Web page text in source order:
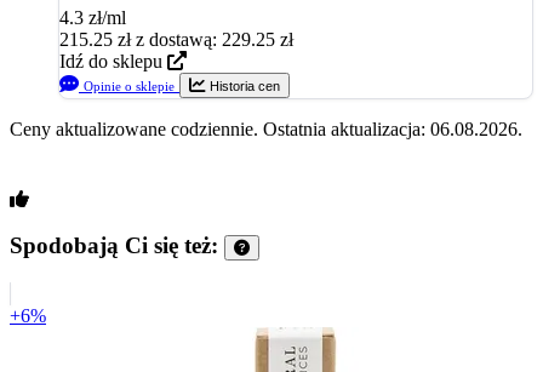
4.3 zł/ml
215.25 zł z dostawą: 229.25 zł
Idź do sklepu
Opinie o sklepie Historia cen
Ceny aktualizowane codziennie. Ostatnia aktualizacja: 06.08.2026.
Spodobają Ci się też:
+6%